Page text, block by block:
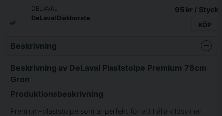
DELAVAL
DeLaval Diskborste
95 kr / Styck
KÖP
Beskrivning
Beskrivning av DeLaval Plaststolpe Premium 78cm
Grön
Produktionsbeskrivning
Premium-plaststolpe som är perfekt för att hålla vildsvinen